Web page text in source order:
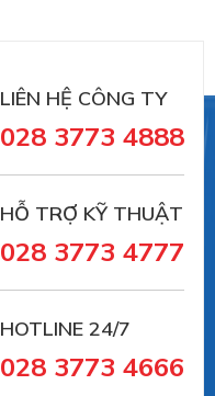
LIÊN HỆ CÔNG TY
028 3773 4888
HỖ TRỢ KỸ THUẬT
028 3773 4777
HOTLINE 24/7
028 3773 4666